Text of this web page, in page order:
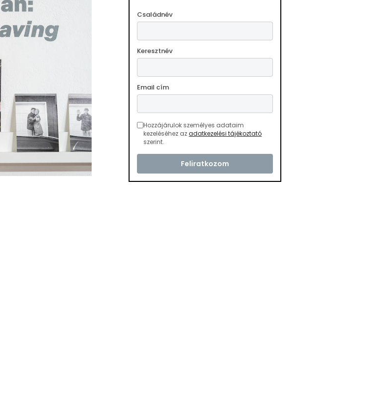
Családnév
Keresztnév
Email cím
Hozzájárulok személyes adataim
kezeléséhez azadatkezelési tájékoztató
szerint.